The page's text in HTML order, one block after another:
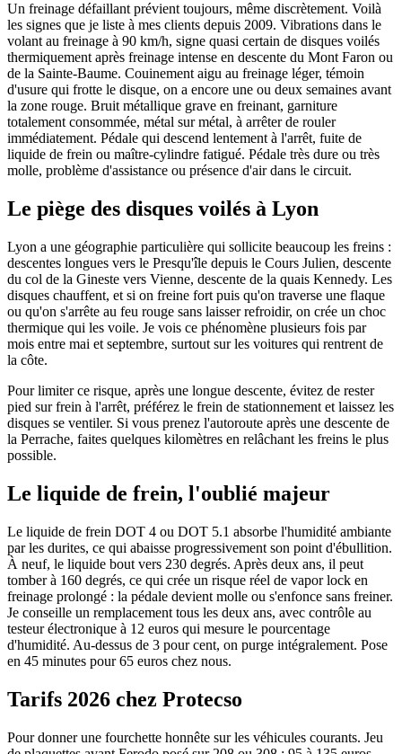
Un freinage défaillant prévient toujours, même discrètement. Voilà
les signes que je liste à mes clients depuis 2009. Vibrations dans le
volant au freinage à 90 km/h, signe quasi certain de disques voilés
thermiquement après freinage intense en descente du Mont Faron ou
de la Sainte-Baume. Couinement aigu au freinage léger, témoin
d'usure qui frotte le disque, on a encore une ou deux semaines avant
la zone rouge. Bruit métallique grave en freinant, garniture
totalement consommée, métal sur métal, à arrêter de rouler
immédiatement. Pédale qui descend lentement à l'arrêt, fuite de
liquide de frein ou maître-cylindre fatigué. Pédale très dure ou très
molle, problème d'assistance ou présence d'air dans le circuit.
Le piège des disques voilés à Lyon
Lyon a une géographie particulière qui sollicite beaucoup les freins :
descentes longues vers le Presqu'île depuis le Cours Julien, descente
du col de la Gineste vers Vienne, descente de la quais Kennedy. Les
disques chauffent, et si on freine fort puis qu'on traverse une flaque
ou qu'on s'arrête au feu rouge sans laisser refroidir, on crée un choc
thermique qui les voile. Je vois ce phénomène plusieurs fois par
mois entre mai et septembre, surtout sur les voitures qui rentrent de
la côte.
Pour limiter ce risque, après une longue descente, évitez de rester
pied sur frein à l'arrêt, préférez le frein de stationnement et laissez les
disques se ventiler. Si vous prenez l'autoroute après une descente de
la Perrache, faites quelques kilomètres en relâchant les freins le plus
possible.
Le liquide de frein, l'oublié majeur
Le liquide de frein DOT 4 ou DOT 5.1 absorbe l'humidité ambiante
par les durites, ce qui abaisse progressivement son point d'ébullition.
À neuf, le liquide bout vers 230 degrés. Après deux ans, il peut
tomber à 160 degrés, ce qui crée un risque réel de vapor lock en
freinage prolongé : la pédale devient molle ou s'enfonce sans freiner.
Je conseille un remplacement tous les deux ans, avec contrôle au
testeur électronique à 12 euros qui mesure le pourcentage
d'humidité. Au-dessus de 3 pour cent, on purge intégralement. Pose
en 45 minutes pour 65 euros chez nous.
Tarifs 2026 chez Protecso
Pour donner une fourchette honnête sur les véhicules courants. Jeu